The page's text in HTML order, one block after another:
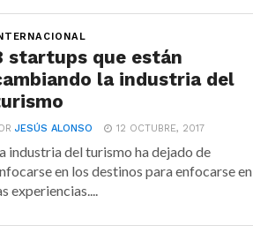
startups que están
la industria del
JESÚS ALONSO 12 OCTUBRE, 2017
industria del turismo ha dejado de
en los destinos para enfocarse en
experiencias....